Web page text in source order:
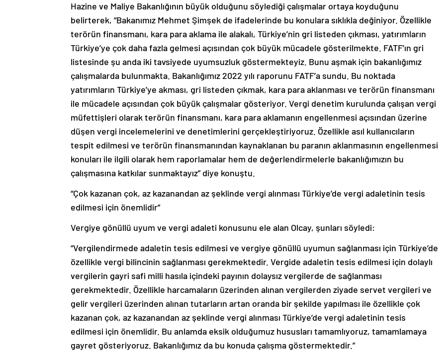
Hazine ve Maliye Bakanlığının büyük olduğunu söylediği çalışmalar ortaya koyduğunu
belirterek, “Bakanımız Mehmet Şimşek de ifadelerinde bu konulara sıklıkla değiniyor. Özellikle
terörün finansmanı, kara para aklama ile alakalı, Türkiye’nin gri listeden çıkması, yatırımların
Türkiye’ye çok daha fazla gelmesi açısından çok büyük mücadele gösterilmekte. FATF’ın gri
listesinde şu anda iki tavsiyede uyumsuzluk göstermekteyiz. Bunu aşmak için bakanlığımız
çalışmalarda bulunmakta. Bakanlığımız 2022 yılı raporunu FATF’a sundu. Bu noktada
yatırımların Türkiye’ye akması, gri listeden çıkmak, kara para aklanması ve terörün finansmanı
ile mücadele açısından çok büyük çalışmalar gösteriyor. Vergi denetim kurulunda çalışan vergi
müfettişleri olarak terörün finansmanı, kara para aklamanın engellenmesi açısından üzerine
düşen vergi incelemelerini ve denetimlerini gerçekleştiriyoruz. Özellikle asıl kullanıcıların
tespit edilmesi ve terörün finansmanından kaynaklanan bu paranın aklanmasının engellenmesi
konuları ile ilgili olarak hem raporlamalar hem de değerlendirmelerle bakanlığımızın bu
çalışmasına katkılar sunmaktayız” diye konuştu.
“Çok kazanan çok, az kazanandan az şeklinde vergi alınması Türkiye’de vergi adaletinin tesis
edilmesi için önemlidir”
Vergiye gönüllü uyum ve vergi adaleti konusunu ele alan Olcay, şunları söyledi:
“Vergilendirmede adaletin tesis edilmesi ve vergiye gönüllü uyumun sağlanması için Türkiye’de
özellikle vergi bilincinin sağlanması gerekmektedir. Vergide adaletin tesis edilmesi için dolaylı
vergilerin gayri safi milli hasıla içindeki payının dolaysız vergilerde de sağlanması
gerekmektedir. Özellikle harcamaların üzerinden alınan vergilerden ziyade servet vergileri ve
gelir vergileri üzerinden alınan tutarların artan oranda bir şekilde yapılması ile özellikle çok
kazanan çok, az kazanandan az şeklinde vergi alınması Türkiye’de vergi adaletinin tesis
edilmesi için önemlidir. Bu anlamda eksik olduğumuz hususları tamamlıyoruz, tamamlamaya
gayret gösteriyoruz. Bakanlığımız da bu konuda çalışma göstermektedir.”